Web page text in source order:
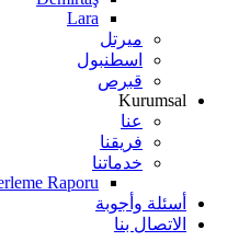
Lara
ميرتل
اسطنبول
قبرص
Kurumsal
عنا
فريقنا
خدماتنا
Raporu
أسئلة وأجوبة
الاتصال بنا